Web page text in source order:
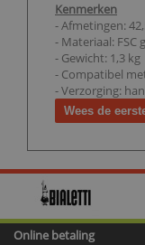
Kenmerken
- Afmetingen:
- Materiaal:
- Gewicht: 1,3 kg
- Compatibel
- Verzorging:
Wees de
Online betaling